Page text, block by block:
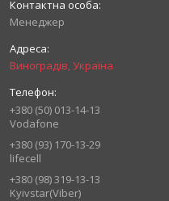
Менеджер
Виноградів, Україна
+380 (50) 013-14-13
Vodafone
+380 (93) 170-13-29
lifecell
+380 (98) 319-13-13
Kyivstar(Viber)